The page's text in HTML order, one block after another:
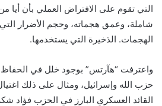
التي تقوم على الافتراض العملي بأن أيا
شاملة، وعمق هجماته، وحجم الأضرار
الهجمات. الذخيرة التي يستخدمها.
واعترفت “هآرتس” بوجود خلل في الحفاظ
حزب الله وإسرائيل، ومثال على ذلك
القائد العسكري البارز في الحزب فؤاد